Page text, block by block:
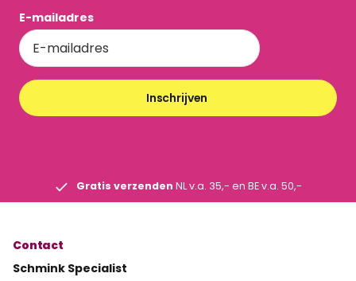
E-mailadres
Inschrijven
Gratis verzenden NL v.a. 35,- en BE v.a. 50,-
Contact
Schmink Specialist